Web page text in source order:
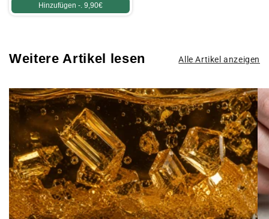
Hinzufügen -. 9,90€
Weitere Artikel lesen Alle Artikel anzeigen